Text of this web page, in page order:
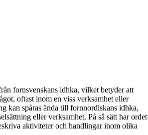
fornsvenskans idhka, vilket betyder att
oftast inom en viss verksamhet eller
kan spåras ända till fornnordiskans idhka,
eller verksamhet. På så sätt har ordet
aktiviteter och handlingar inom olika